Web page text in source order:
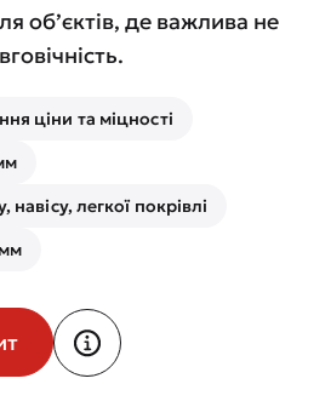
об’єктів, де важлива не
ціни та міцності
легкої покрівлі